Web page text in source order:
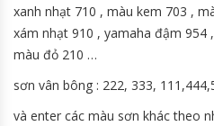
xanh nhạt 710 , màu kem 703 ,
xám nhạt 910 , yamaha đậm 954
màu đỏ 210 …
sơn vân bông : 222, 333,
và enter các màu sơn khác theo